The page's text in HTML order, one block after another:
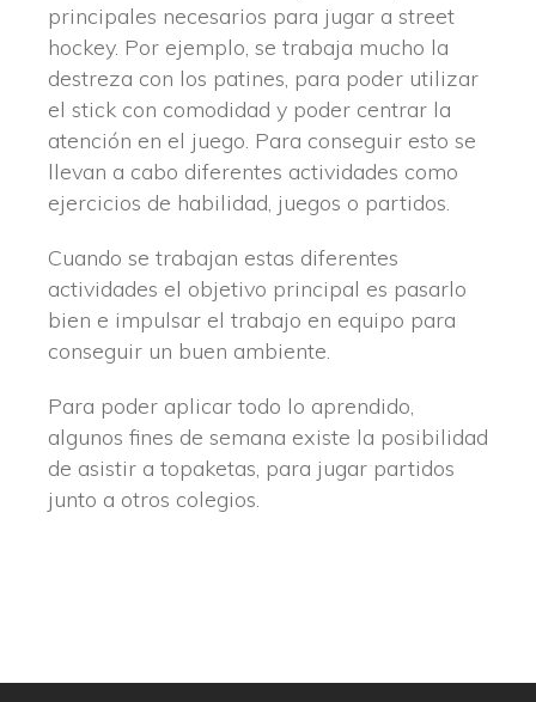
principales necesarios para jugar a street
hockey. Por ejemplo, se trabaja mucho la
destreza con los patines, para poder utilizar
el stick con comodidad y poder centrar la
atención en el juego. Para conseguir esto se
llevan a cabo diferentes actividades como
ejercicios de habilidad, juegos o partidos.
Cuando se trabajan estas diferentes
actividades el objetivo principal es pasarlo
bien e impulsar el trabajo en equipo para
conseguir un buen ambiente.
Para poder aplicar todo lo aprendido,
algunos fines de semana existe la posibilidad
de asistir a topaketas, para jugar partidos
junto a otros colegios.